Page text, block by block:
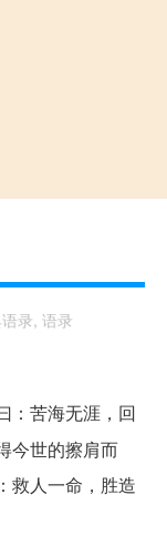
录, 语录
：苦海无涯，回
今世的擦肩而
救人一命，胜造